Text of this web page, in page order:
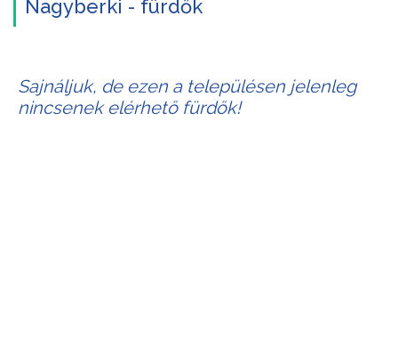
Nagyberki - fürdők
Sajnáljuk, de ezen a településen jelenleg
nincsenek elérhető fürdők!